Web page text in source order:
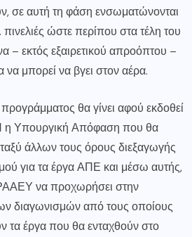
σε αυτή τη φάση ενσωματώνονται
πινελιές ώστε περίπου στα τέλη του
– εκτός εξαιρετικού απροόπτου –
μπορεί να βγει στον αέρα.
θα γίνει αφού εκδοθεί
Υπουργική Απόφαση που θα
άλλων τους όρους διεξαγωγής
για τα έργα ΑΠΕ και μέσω αυτής,
να προχωρήσει στην
διαγωνισμών από τους οποίους
τα έργα που θα ενταχθούν στο